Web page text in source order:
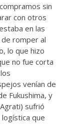
sin
con otros
en las
romper al
lo que hizo
no fue corta
venían de
Fukushima, y
sufrió
que